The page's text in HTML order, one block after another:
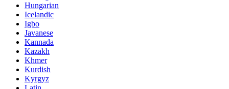
Hungarian
Icelandic
Igbo
Javanese
Kannada
Kazakh
Khmer
Kurdish
Kyrgyz